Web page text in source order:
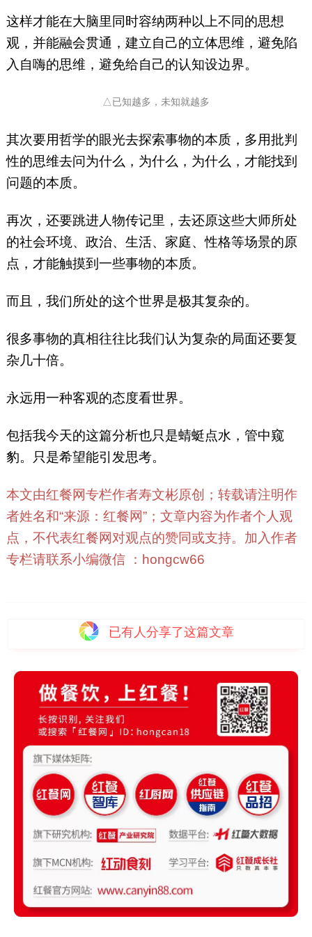
这样才能在大脑里同时容纳两种以上不同的思想
观，并能融会贯通，建立自己的立体思维，避免陷
入自嗨的思维，避免给自己的认知设边界。
△已知越多，未知就越多
其次要用哲学的眼光去探索事物的本质，多用批判
性的思维去问为什么，为什么，为什么，才能找到
问题的本质。
再次，还要跳进人物传记里，去还原这些大师所处
的社会环境、政治、生活、家庭、性格等场景的原
点，才能触摸到一些事物的本质。
而且，我们所处的这个世界是极其复杂的。
很多事物的真相往往比我们认为复杂的局面还要复
杂几十倍。
永远用一种客观的态度看世界。
包括我今天的这篇分析也只是蜻蜓点水，管中窥
豹。只是希望能引发思考。
本文由红餐网专栏作者寿文彬原创；转载请注明作
者姓名和“来源：红餐网”；文章内容为作者个人观
点，不代表红餐网对观点的赞同或支持。加入作者
专栏请联系小编微信 ：hongcw66
已有 人分享了这篇文章